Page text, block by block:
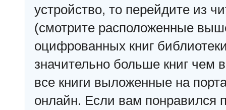
устройство, то перейдите из
(смотрите расположенные
оцифрованных книг
значительно больше книг чем
все книги выложенные на
онлайн. Если вам понравился